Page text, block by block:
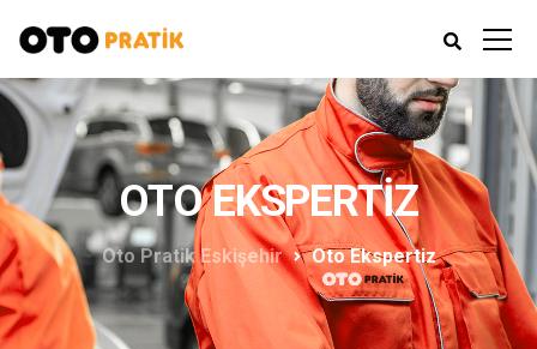
OTO EKSPERTIZ
Oto Pratik Eskişehir Oto Ekspertiz